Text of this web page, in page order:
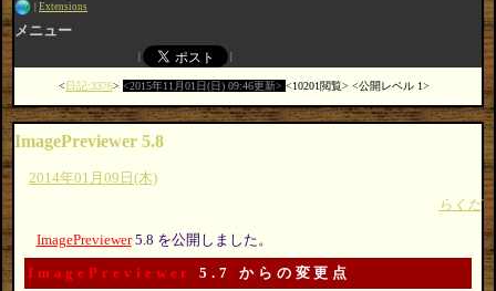
Extensions
メニュー
日記:3376 2015年11月01日(日) 09:46更新 10201閲覧 公開レベル 1
ImagePreviewer 5.8
2014年01月09日(木)
らくだ
ImagePreviewer5.8 を公開しました。
ImagePreviewer 5.7 からの変更点